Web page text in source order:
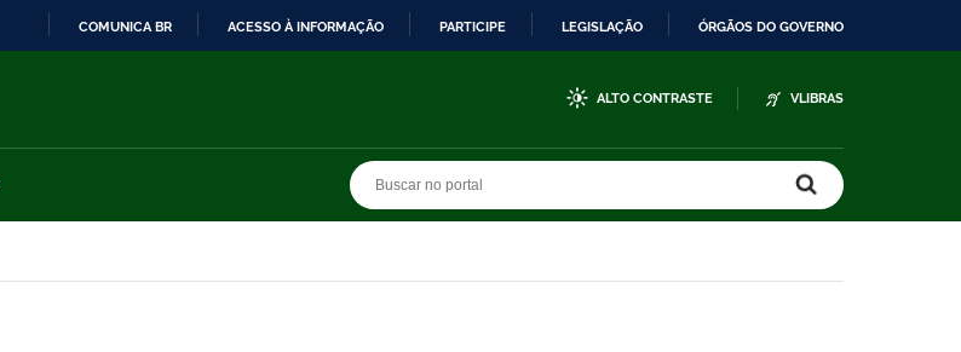
COMUNICA BR ACESSO À INFORMAÇÃO PARTICIPE LEGISLAÇÃO ÓRGÃOS DO GOVERNO
ALTO CONTRASTE VLIBRAS